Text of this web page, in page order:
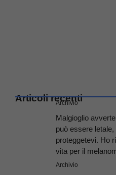
Articoli recenti
Archivio
Malgioglio
può essere letale,
proteggetevi. Ho
vita per il
Archivio